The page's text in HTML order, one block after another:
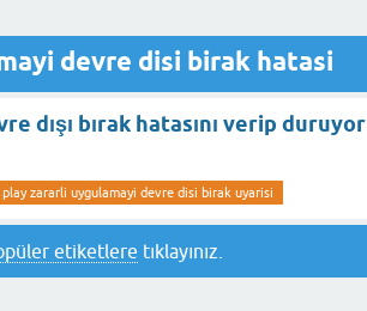
devre disi birak hatasi
dışı bırak hatasını verip duruyor
zararli uygulamayi devre disi birak uyarisi
etiketlere tıklayınız.